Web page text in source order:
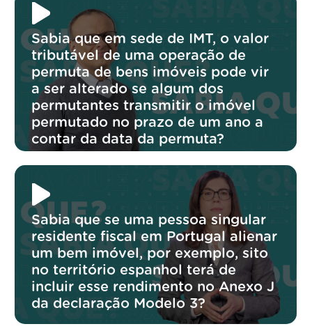
Sabia que em sede de IMT, o valor
tributável de uma operação de
permuta de bens imóveis pode vir
a ser alterado se algum dos
permutantes transmitir o imóvel
permutado no prazo de um ano a
contar da data da permuta?
Sabia que se uma pessoa singular
residente fiscal em Portugal alienar
um bem imóvel, por exemplo, sito
no território espanhol terá de
incluir esse rendimento no Anexo J
da declaração Modelo 3?